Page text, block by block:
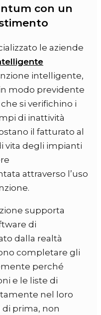
con un
le aziende
intelligente,
modo previdente
si verifichino i
di inattività
il fatturato al
vita degli impianti
attraverso l’uso
supporta
di
dalla realtà
completare gli
perché
e le liste di
nel loro
di prima, non